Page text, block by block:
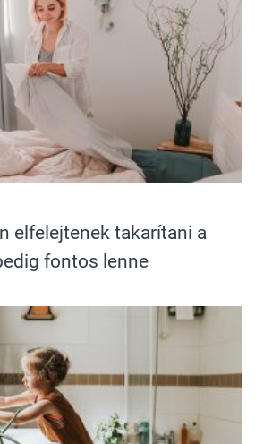
elfelejtenek takarítani a
fontos lenne